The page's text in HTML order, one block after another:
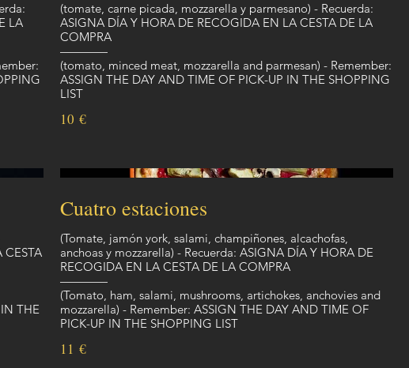
LA
(tomate, carne picada, mozzarella y parmesano) - Recuerda:
ASIGNA DÍA Y HORA DE RECOGIDA EN LA CESTA DE LA
COMPRA
————
(tomato, minced meat, mozzarella and parmesan) - Remember:
ASSIGN THE DAY AND TIME OF PICK-UP IN THE SHOPPING
LIST
10 €
CESTA
THE
Cuatro estaciones
(Tomate, jamón york, salami, champiñones, alcachofas,
anchoas y mozzarella) - Recuerda: ASIGNA DÍA Y HORA DE
RECOGIDA EN LA CESTA DE LA COMPRA
————
(Tomato, ham, salami, mushrooms, artichokes, anchovies and
mozzarella) - Remember: ASSIGN THE DAY AND TIME OF
PICK-UP IN THE SHOPPING LIST
11 €